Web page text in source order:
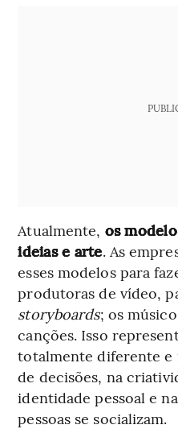
Atualmente, os
ideias e arte. As
esses modelos para
produtoras de vídeo,
storyboards; os
canções. Isso
totalmente diferente e
de decisões, na
identidade pessoal e
pessoas se socializam.